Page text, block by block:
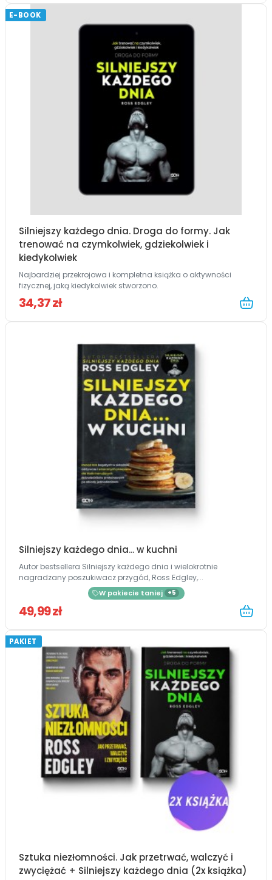
E-BOOK
Silniejszy każdego dnia. Droga do formy. Jak
trenować na czymkolwiek, gdziekolwiek i
kiedykolwiek
Najbardziej przekrojowa i kompletna książka o aktywności
fizycznej, jaką kiedykolwiek stworzono.
34,37 zł
Silniejszy każdego dnia... w kuchni
Autor bestsellera Silniejszy każdego dnia i wielokrotnie
nagradzany poszukiwacz przygód, Ross Edgley,...
W pakiecie taniej +5
49,99 zł
PAKIET
Sztuka niezłomności. Jak przetrwać, walczyć i
zwyciężać + Silniejszy każdego dnia (2x książka)